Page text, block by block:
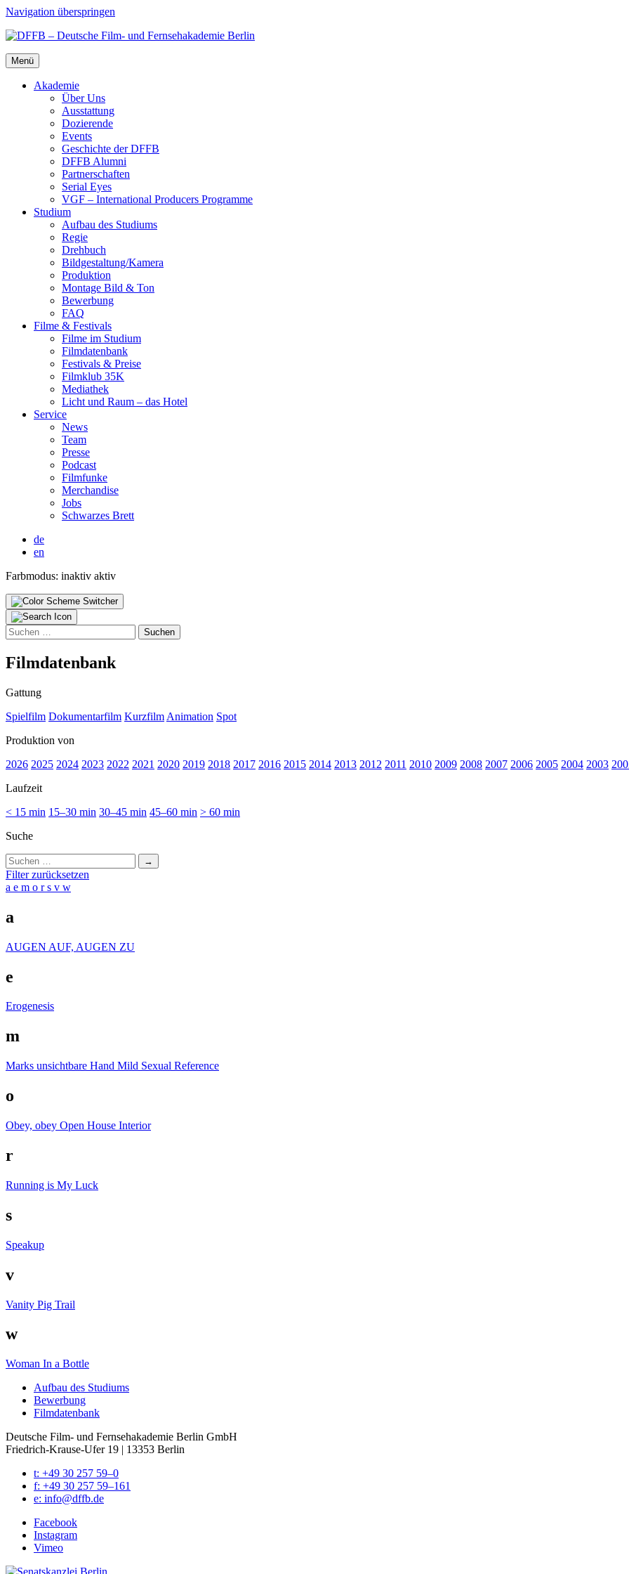
Navigation überspringen
Menü
Aka­de­mie
Über Uns
Aus­stat­tung
Dozie­ren­de
Events
Geschich­te der DFFB
DFFB Alum­ni
Part­ner­schaf­ten
Seri­al Eyes
VGF – Inter­na­tio­nal Pro­du­cers Pro­gram­me
Stu­di­um
Auf­bau des Stu­di­ums
Regie
Dreh­buch
Bildgestaltung/​​Kamera
Pro­duk­ti­on
Mon­ta­ge Bild & Ton
Bewer­bung
FAQ
Fil­me & Fes­ti­vals
Fil­me im Stu­di­um
Film­da­ten­bank
Fes­ti­vals & Prei­se
Film­klub 35K
Media­thek
Licht und Raum – das Hotel
Ser­vice
News
Team
Pres­se
Pod­cast
Film­fun­ke
Mer­chan­di­se
Jobs
Schwar­zes Brett
de
en
Farbmodus: inaktiv aktiv
Suchen
nach:
Film­da­ten­bank
Gattung
Spielfilm Dokumentarfilm Kurzfilm Animation Spot
Produktion von
2026 2025 2024 2023 2022 2021 2020 2019 2018 2017 2016 2015 2014 2013 2012 2011 2010 2009 2008 2007 2006 2005 2004 2003
Laufzeit
< 15 min 15–30 min 30–45 min 45–60 min > 60 min
Suche
Suchen
nach:
Filter zurücksetzen
a e m o rs v w
a
AUGEN AUF, AUGEN ZU
e
Erogenesis
m
Marks unsichtbare Hand Mild Sexual Reference
o
Obey, obey Open House Interior
r
Running is My Luck
s
Speakup
v
Vanity Pig Trail
w
Woman In a Bottle
Auf­bau des Stu­di­ums
Bewer­bung
Film­da­ten­bank
Deutsche Film- und Fernseh­akademie Berlin GmbH
Friedrich-Krause-Ufer 19 | 13353 Berlin
t: +49 30 257 59–0
f: +49 30 257 59–161
e: info@​dffb.​de
Face­book
Insta­gram
Vimeo